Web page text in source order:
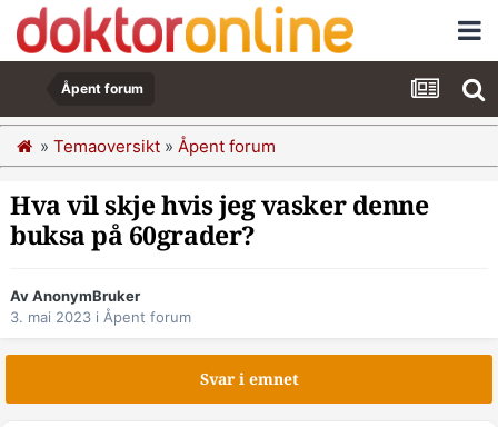
Åpent forum
» Temaoversikt » Åpent forum
Hva vil skje hvis jeg vasker denne
buksa på 60grader?
Av AnonymBruker
3. mai 2023 i Åpent forum
Svar i emnet